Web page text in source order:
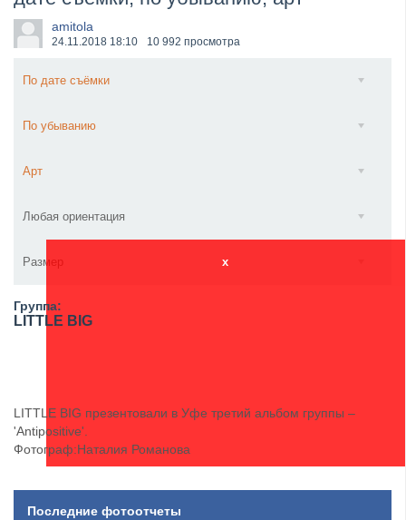
Wacken Open Air 2026 объявили последние одиннад...
amitola
24.11.2018 18:10 10 992 просмотра
По дате съёмки
По убыванию
Арт
Любая ориентация
Размер x
Группа:
LITTLE BIG
LITTLE BIG презентовали в Уфе третий альбом группы –
'Antipositive'.
Фотограф:Наталия Романова
Последние фотоотчеты